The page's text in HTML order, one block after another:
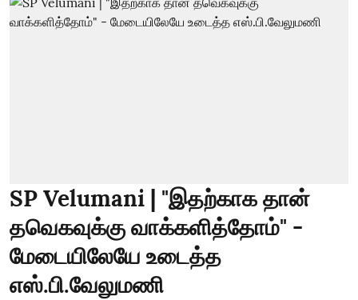
SP Velumani | "இதற்காக தான்
தவெகவுக்கு வாக்களித்தோம்" -
மேடையிலேயே உடைத்த
எஸ்.பி.வேலுமணி